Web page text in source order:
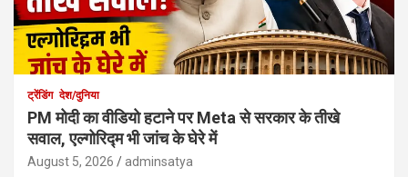
ट्रेंडिंग देश/दुनिया
PM मोदी का वीडियो हटाने पर Meta से सरकार के तीखे
सवाल, एल्गोरिद्म भी जांच के घेरे में
August 5, 2026 adminsatya